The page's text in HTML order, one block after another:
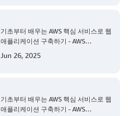
기초부터 배우는 AWS 핵심 서비스로 웹
애플리케이션 구축하기 - AWS
Jun 26, 2025
기초부터 배우는 AWS 핵심 서비스로 웹
애플리케이션 구축하기 - AWS